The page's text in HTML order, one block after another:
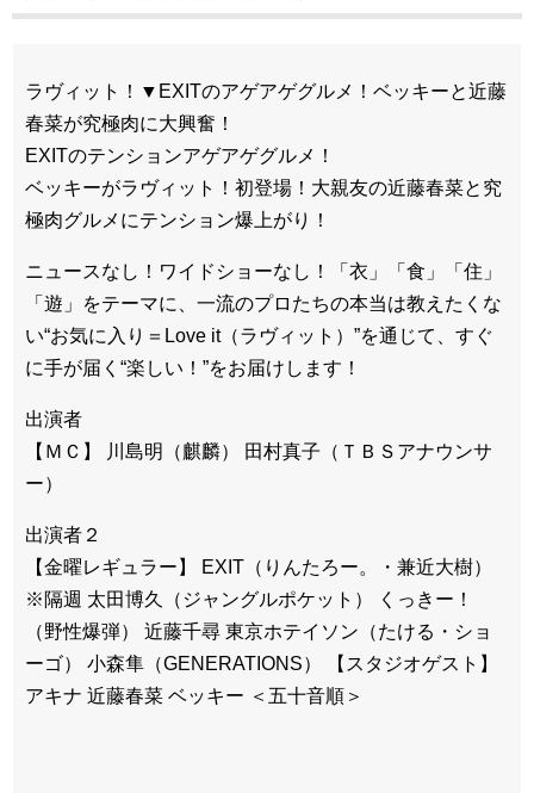
ラヴィット！▼EXITのアゲアゲグルメ！ベッキーと近藤
春菜が究極肉に大興奮！
EXITのテンションアゲアゲグルメ！
ベッキーがラヴィット！初登場！大親友の近藤春菜と究
極肉グルメにテンション爆上がり！
ニュースなし！ワイドショーなし！「衣」「食」「住」
「遊」をテーマに、一流のプロたちの本当は教えたくな
い“お気に入り＝Love it（ラヴィット）”を通じて、すぐ
に手が届く“楽しい！”をお届けします！
出演者
【ＭＣ】 川島明（麒麟） 田村真子（ＴＢＳアナウンサ
ー）
出演者２
【金曜レギュラー】 EXIT（りんたろー。・兼近大樹）
※隔週 太田博久（ジャングルポケット） くっきー！
（野性爆弾） 近藤千尋 東京ホテイソン（たける・ショ
ーゴ） 小森隼（GENERATIONS） 【スタジオゲスト】
アキナ 近藤春菜 ベッキー ＜五十音順＞